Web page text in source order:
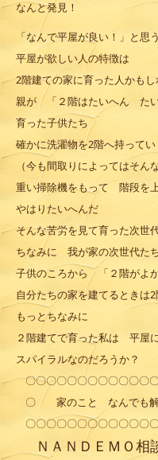
なんと発見！
「なんで平屋が良い！」と思
平屋が欲しい人の特徴は
2階建ての家に育った人かもし
親が 「２階はたいへん た
育った子供たち
確かに洗濯物を2階へ持って
（今も間取りによってはそん
重い掃除機をもって 階段を
やはりたいへんだ
そんな苦労を見て育った次
ちなみに 我が家の次世代た
子供のころから 「２階がよ
自分たちの家を建てるときは
もっとちなみに
２階建てで育った私は 平屋
スパイラルなのだろうか？
〇〇〇〇〇〇〇〇〇〇〇〇
〇 家のこと なんで
〇〇〇〇〇〇〇〇〇〇〇〇
ＮＡＮＤＥＭＯ相